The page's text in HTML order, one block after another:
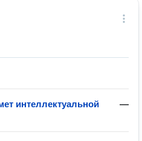
интеллектуальной
—